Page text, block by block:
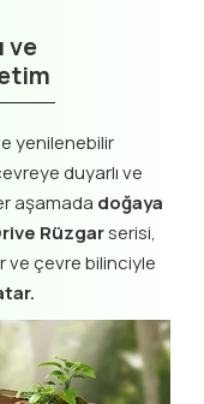
ve
yenilenebilir
duyarlı ve
aşamada doğaya
Rüzgarserisi,
ve çevre bilinciyle